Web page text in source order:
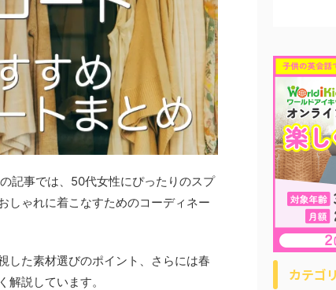
記事では、50代女性にぴったりのスプ
しゃれに着こなすためのコーディネー
した素材選びのポイント、さらには春
説しています。
カテゴ